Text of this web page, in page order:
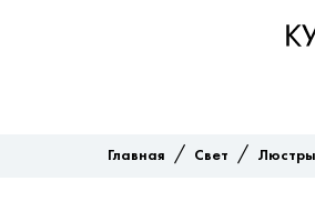
Главная / Свет / Люстры